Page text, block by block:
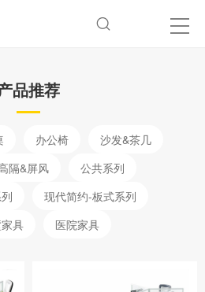
品推荐
办公椅
沙发&茶几
隔&屏风
公共系列
现代简约-板式系列
具
医院家具